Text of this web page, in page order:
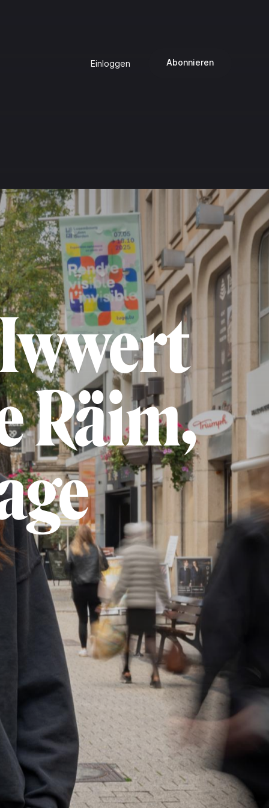
Einloggen Abonnieren
Räim,